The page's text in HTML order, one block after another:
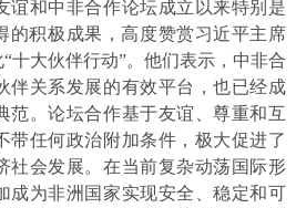
谊和中非合作论坛成立以来特别是
的积极成果，高度赞赏习近平主席
十大伙伴行动”。他们表示，中非合
伴关系发展的有效平台，也已经成
范。论坛合作基于友谊、尊重和互
带任何政治附加条件，极大促进了
社会发展。在当前复杂动荡国际形
成为非洲国家实现安全、稳定和可